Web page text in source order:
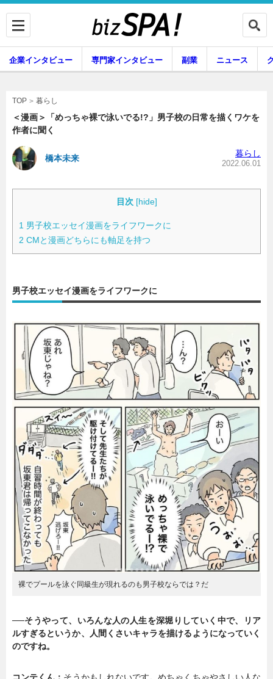
専門家インタビュー
暮らし
連載一覧
企業インタビュー 専門家インタビュー 副業 ニュース
TOP 暮らし
＜漫画＞「めっちゃ裸で泳いでる!?」男子校の日常を描くワケを
作者に聞く
橋本未来 暮らし
2022.06.01
目次 [hide]
1 男子校エッセイ漫画をライフワークに
2 CMと漫画どちらにも軸足を持つ
男子校エッセイ漫画をライフワークに
裸でプールを泳ぐ同級生が現れるのも男子校ならでは？だ
──そうやって、いろんな人の人生を深堀りしていく中で、リア
ルすぎるというか、人間くさいキャラを描けるようになっていく
のですね。